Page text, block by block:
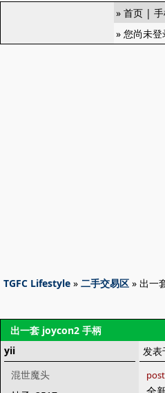
» 首页 |
» 您尚未登
TGFC Lifestyle » 二手交易区 » 出一
出一套 joycon2 手柄
yii
混世魔头
发